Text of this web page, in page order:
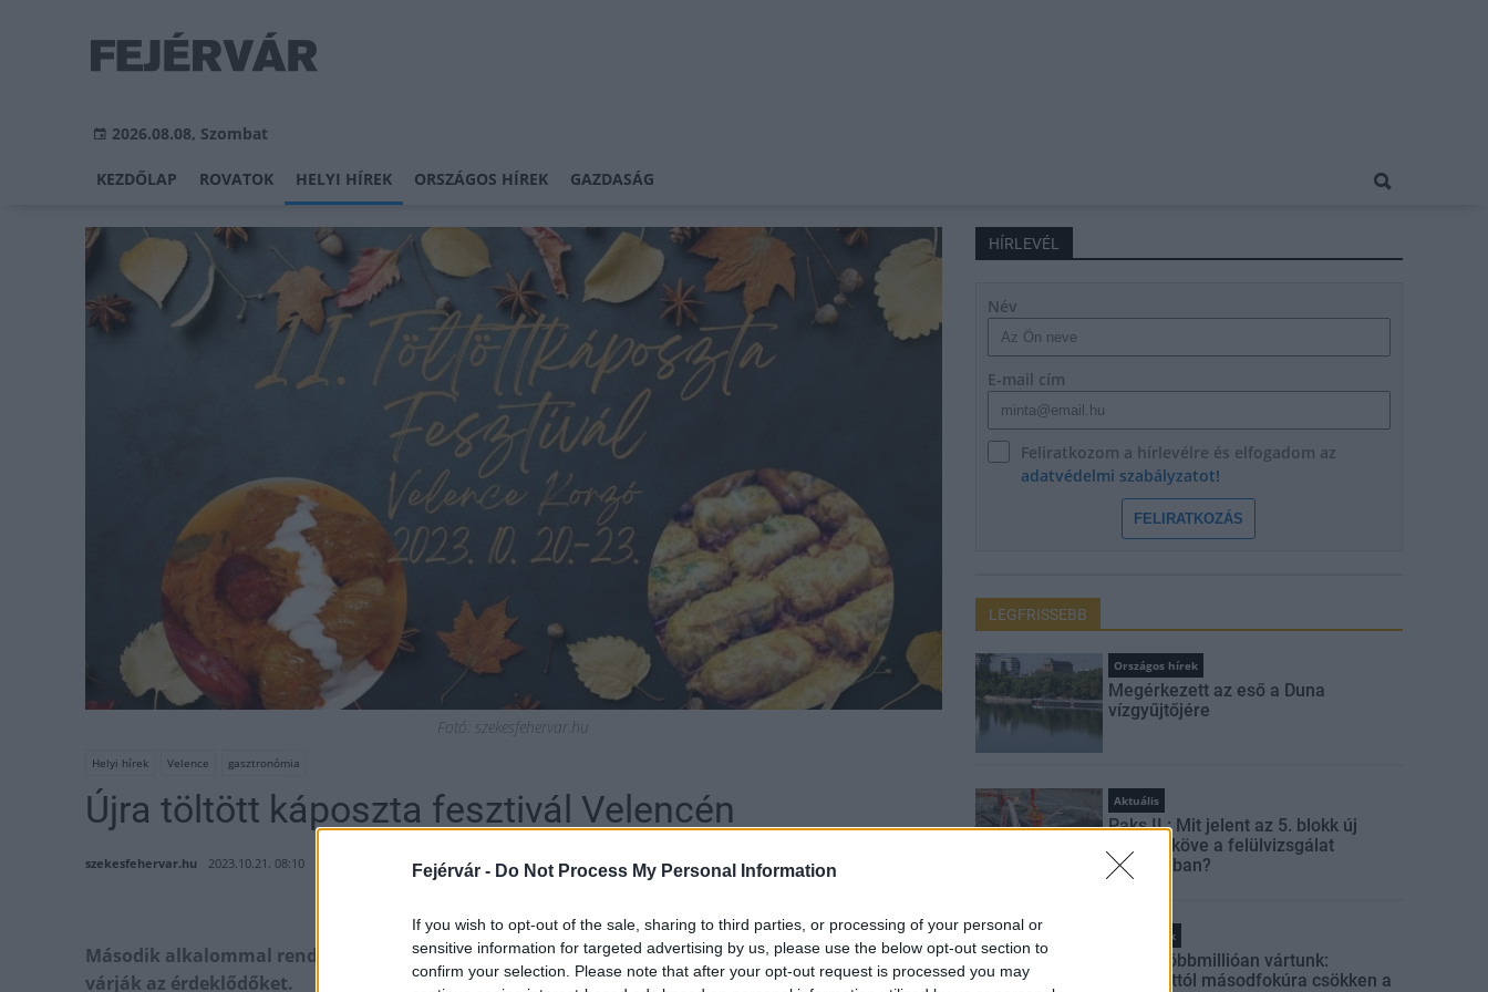
Fejérvár - Do Not Process My Personal Information
If you wish to opt-out of the sale, sharing to third parties, or processing of your personal or
sensitive information for targeted advertising by us, please use the below opt-out section to
confirm your selection. Please note that after your opt-out request is processed you may
2026.08.08, Szombat
KEZDŐLAP ROVATOK HELYI HÍREK ORSZÁGOS HÍREK GAZDASÁG
Fotó: szekesfehervar.hu
Helyi hírek Velence gasztronómia
Újra töltött káposzta fesztivál Velencén
szekesfehervar.hu 2023.10.21. 08:10
Második alkalommal rendezik meg az eseményt, amelyen más gasztronómiai élményekkel is
várják az érdeklődőket.
HÍRLEVÉL
Név
E-mail cím
Feliratkozom a hírlevélre és elfogadom az
adatvédelmi szabályzatot!
FELIRATKOZÁS
LEGFRISSEBB
Országos hírek
Megérkezett az eső a Duna
vízgyűjtőjére
Aktuális
Paks II.: Mit jelent az 5. blokk új
mérföldköve a felülvizsgálat
árnyékában?
Helyi hírek
Amire többmillióan vártunk:
szombattól másodfokúra csökken a